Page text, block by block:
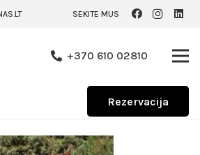
SEKITE MUS
+370 610 02810
Rezervacija